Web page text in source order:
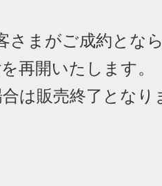
さまがご成約とな
再開いたします。
は販売終了となり